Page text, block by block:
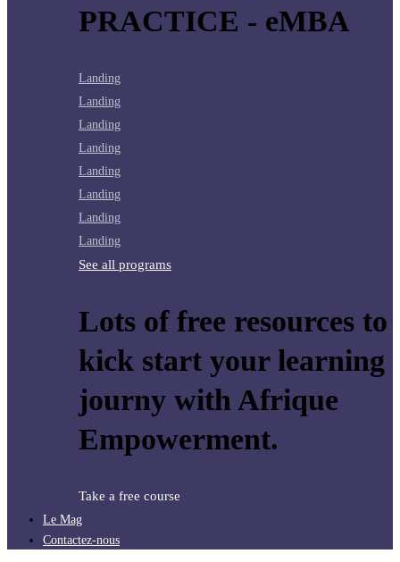
PRACTICE - eMBA
Landing
Landing
Landing
Landing
Landing
Landing
Landing
Landing
See all programs
Lots of free resources to
kick start your learning
journy with Afrique
Empowerment.
Take a free course
Le Mag
Contactez-nous